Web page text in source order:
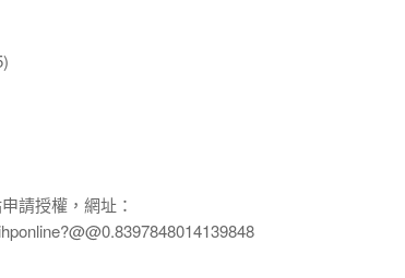
請授權，網址：